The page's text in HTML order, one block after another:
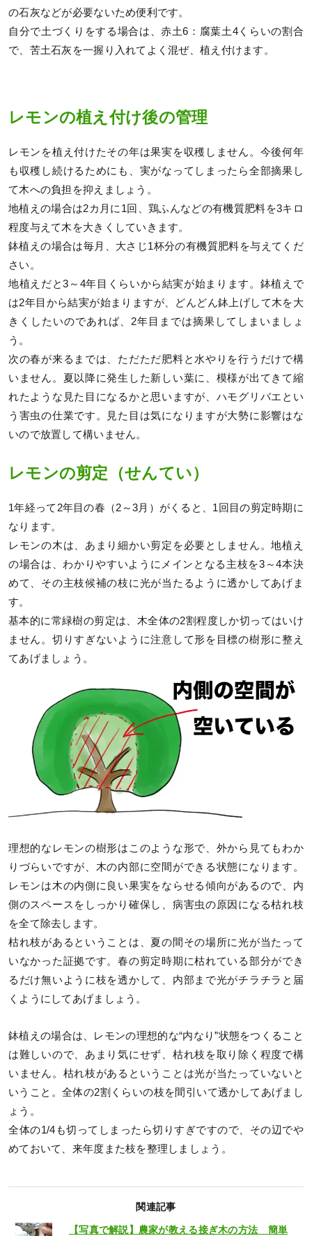
の石灰などが必要ないため便利です。
自分で土づくりをする場合は、赤土6：腐葉土4くらいの割合
で、苦土石灰を一握り入れてよく混ぜ、植え付けます。
レモンの植え付け後の管理
レモンを植え付けたその年は果実を収穫しません。今後何年
も収穫し続けるためにも、実がなってしまったら全部摘果し
て木への負担を抑えましょう。
地植えの場合は2カ月に1回、鶏ふんなどの有機質肥料を3キロ
程度与えて木を大きくしていきます。
鉢植えの場合は毎月、大さじ1杯分の有機質肥料を与えてくだ
さい。
地植えだと3～4年目くらいから結実が始まります。鉢植えで
は2年目から結実が始まりますが、どんどん鉢上げして木を大
きくしたいのであれば、2年目までは摘果してしまいましょ
う。
次の春が来るまでは、ただただ肥料と水やりを行うだけで構
いません。夏以降に発生した新しい葉に、模様が出てきて縮
れたような見た目になるかと思いますが、ハモグリバエとい
う害虫の仕業です。見た目は気になりますが大勢に影響はな
いので放置して構いません。
レモンの剪定（せんてい）
1年経って2年目の春（2～3月）がくると、1回目の剪定時期に
なります。
レモンの木は、あまり細かい剪定を必要としません。地植え
の場合は、わかりやすいようにメインとなる主枝を3～4本決
めて、その主枝候補の枝に光が当たるように透かしてあげま
す。
基本的に常緑樹の剪定は、木全体の2割程度しか切ってはいけ
ません。切りすぎないように注意して形を目標の樹形に整え
てあげましょう。
理想的なレモンの樹形はこのような形で、外から見てもわか
りづらいですが、木の内部に空間ができる状態になります。
レモンは木の内側に良い果実をならせる傾向があるので、内
側のスペースをしっかり確保し、病害虫の原因になる枯れ枝
を全て除去します。
枯れ枝があるということは、夏の間その場所に光が当たって
いなかった証拠です。春の剪定時期に枯れている部分ができ
るだけ無いように枝を透かして、内部まで光がチラチラと届
くようにしてあげましょう。
鉢植えの場合は、レモンの理想的な“内なり”状態をつくること
は難しいので、あまり気にせず、枯れ枝を取り除く程度で構
いません。枯れ枝があるということは光が当たっていないと
いうこと。全体の2割くらいの枝を間引いて透かしてあげまし
ょう。
全体の1/4も切ってしまったら切りすぎですので、その辺でや
めておいて、来年度また枝を整理しましょう。
関連記事
【写真で解説】農家が教える接ぎ木の方法 簡単